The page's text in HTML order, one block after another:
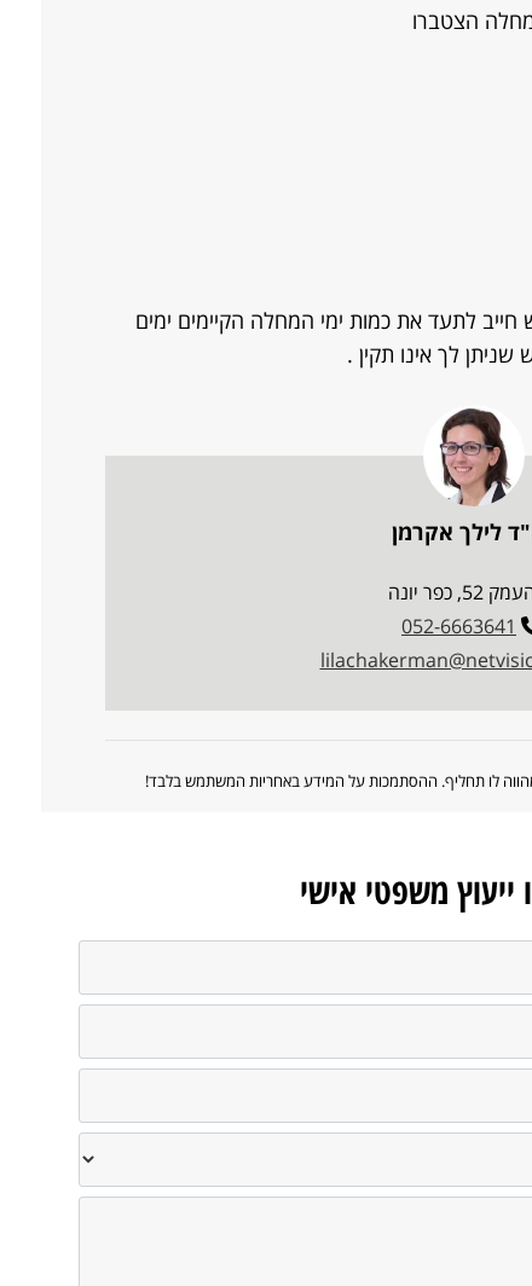
הצטברו
לתעד את כמות ימי המחלה הקיימים ימים
שניתן לך אינו תקין .
לילך אקרמן
52, כפר יונה
052-6663641
לו תחליף. ההסתמכות על המידע באחריות המשתמש בלבד!
ייעוץ משפטי אישי